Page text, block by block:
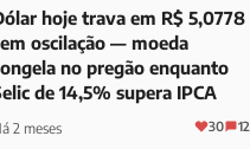
hoje trava em R$ 5,0778
oscilação — moeda
no pregão enquanto
de 14,5% supera IPCA
2 meses 30 12